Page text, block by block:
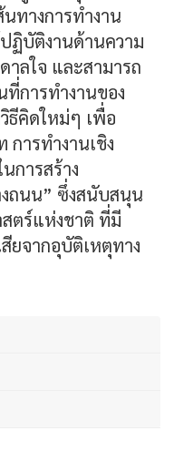
นทางการทำงาน
ฏิบัติงานด้านความ
ลใจ และสามารถ
การทำงานของ
ธีคิดใหม่ๆ เพื่อ
ารทำงานเชิง
การสร้าง
ถนน” ซึ่งสนับสนุน
ตร์แห่งชาติ ที่มี
ยจากอุบัติเหตุทาง